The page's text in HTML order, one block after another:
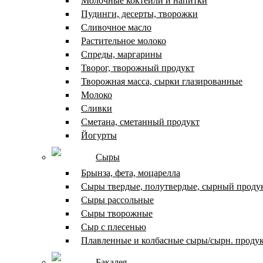
Пудинги, десерты, творожки
Сливочное масло
Растительное молоко
Спреды, маргарины
Творог, творожный продукт
Творожная масса, сырки глазированные
Молоко
Сливки
Сметана, сметанный продукт
Йогурты
Сыры
Брынза, фета, моцарелла
Сыры твердые, полутвердые, сырный
Сыры рассольные
Сыры творожные
Сыр с плесенью
Плавленные и колбасные сыры/сырн.